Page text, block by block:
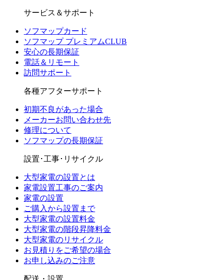
サービス＆サポート
ソフマップカード
ソフマップ プレミアムCLUB
安心の長期保証
電話＆リモート
訪問サポート
各種アフターサポート
初期不良があった場合
メーカーお問い合わせ先
修理について
ソフマップの長期保証
設置･工事･リサイクル
大型家電の設置とは
家電設置工事のご案内
家電の設置
ご購入から設置まで
大型家電の設置料金
大型家電の階段昇降料金
大型家電のリサイクル
お見積りをご希望の場合
お申し込みのご注意